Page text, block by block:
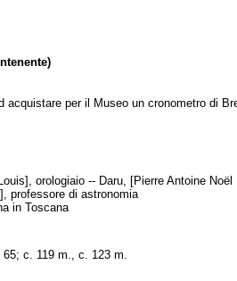
per il Museo un cronometro di
orologiaio -- Daru, [Pierre Antoine
professore di astronomia
in Toscana
65; c. 119 m., c. 123 m.